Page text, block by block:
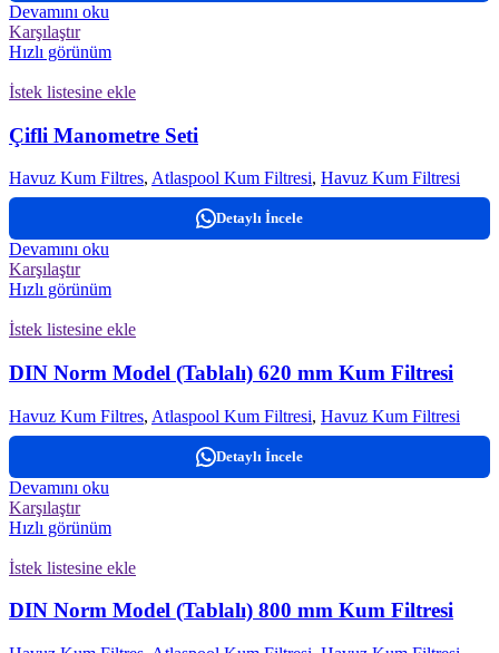
Devamını oku
Karşılaştır
Hızlı görünüm
İstek listesine ekle
Çifli Manometre Seti
Havuz Kum Filtres, Atlaspool Kum Filtresi, Havuz Kum Filtresi
Detaylı İncele
Devamını oku
Karşılaştır
Hızlı görünüm
İstek listesine ekle
DIN Norm Model (Tablalı) 620 mm Kum Filtresi
Havuz Kum Filtres, Atlaspool Kum Filtresi, Havuz Kum Filtresi
Detaylı İncele
Devamını oku
Karşılaştır
Hızlı görünüm
İstek listesine ekle
DIN Norm Model (Tablalı) 800 mm Kum Filtresi